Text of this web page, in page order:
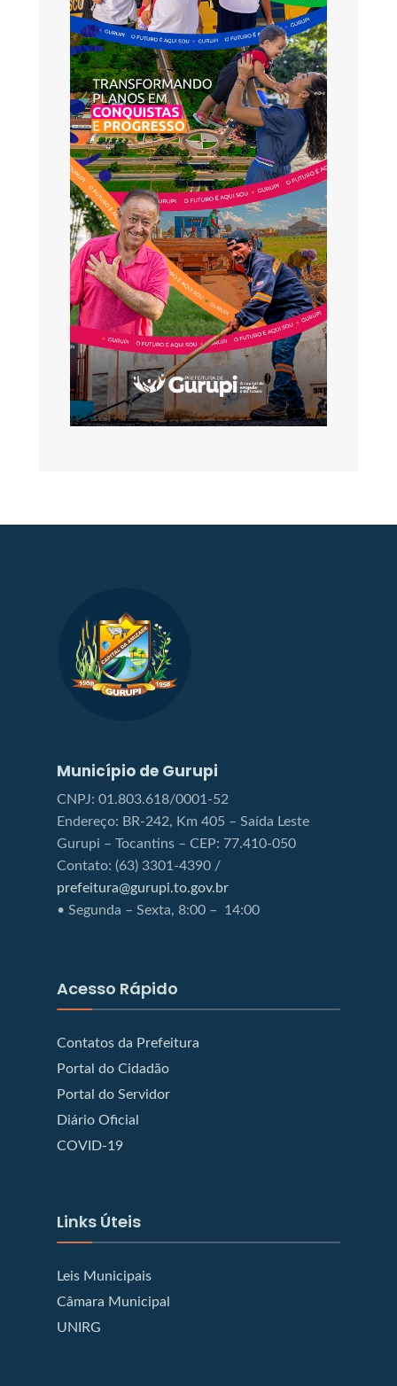
Município de Gurupi
CNPJ: 01.803.618/0001-52
Endereço: BR-242, Km 405 – Saída Leste
Gurupi – Tocantins – CEP: 77.410-050
Contato: (63) 3301-4390 /
prefeitura@gurupi.to.gov.br
• Segunda – Sexta, 8:00 – 14:00
Acesso Rápido
Contatos da Prefeitura
Portal do Cidadão
Portal do Servidor
Diário Oficial
COVID-19
Links Úteis
Leis Municipais
Câmara Municipal
UNIRG